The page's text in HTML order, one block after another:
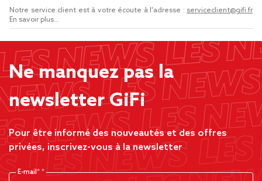
Notre service client est à votre écoute à l'adresse : serviceclient@gifi.fr
En savoir plus...
Ne manquez pas la
newsletter GiFi
Pour être informé des nouveautés et des offres
privées, inscrivez-vous à la newsletter
E-mail*